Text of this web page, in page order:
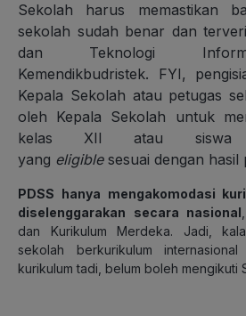
Sekolah harus memastikan
sekolah sudah benar dan
dan Teknologi
Kemendikbudristek. FYI,
Kepala Sekolah atau petugas
oleh Kepala Sekolah untuk
kelas XII atau siswa
yang eligiblesesuai dengan hasil
PDSS hanya mengakomodasi
diselenggarakan secara nasional
dan Kurikulum Merdeka. Jadi,
sekolah berkurikulum
kurikulum tadi, belum boleh mengikuti